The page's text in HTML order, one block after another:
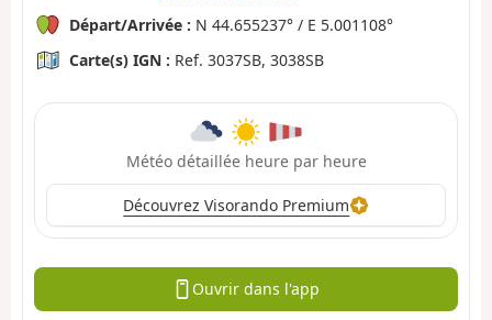
Départ/Arrivée : N 44.655237° / E 5.001108°
Carte(s) IGN : Ref. 3037SB, 3038SB
Météo détaillée heure par heure
Découvrez Visorando Premium
Ouvrir dans l'app